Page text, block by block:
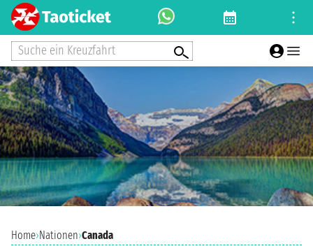
Suche ein Kreuzfahrt
Home›Nationen›Canada